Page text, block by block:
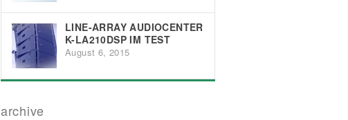
LINE-ARRAY AUDIOCENTER
K-LA210DSP IM TEST
August 6, 2015
archive